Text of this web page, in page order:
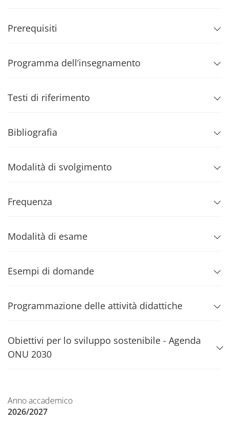
Prerequisiti
Programma dell’insegnamento
Testi di riferimento
Bibliografia
Modalità di svolgimento
Frequenza
Modalità di esame
Esempi di domande
Programmazione delle attività didattiche
Obiettivi per lo sviluppo sostenibile - Agenda
ONU 2030
Anno accademico
2026/2027